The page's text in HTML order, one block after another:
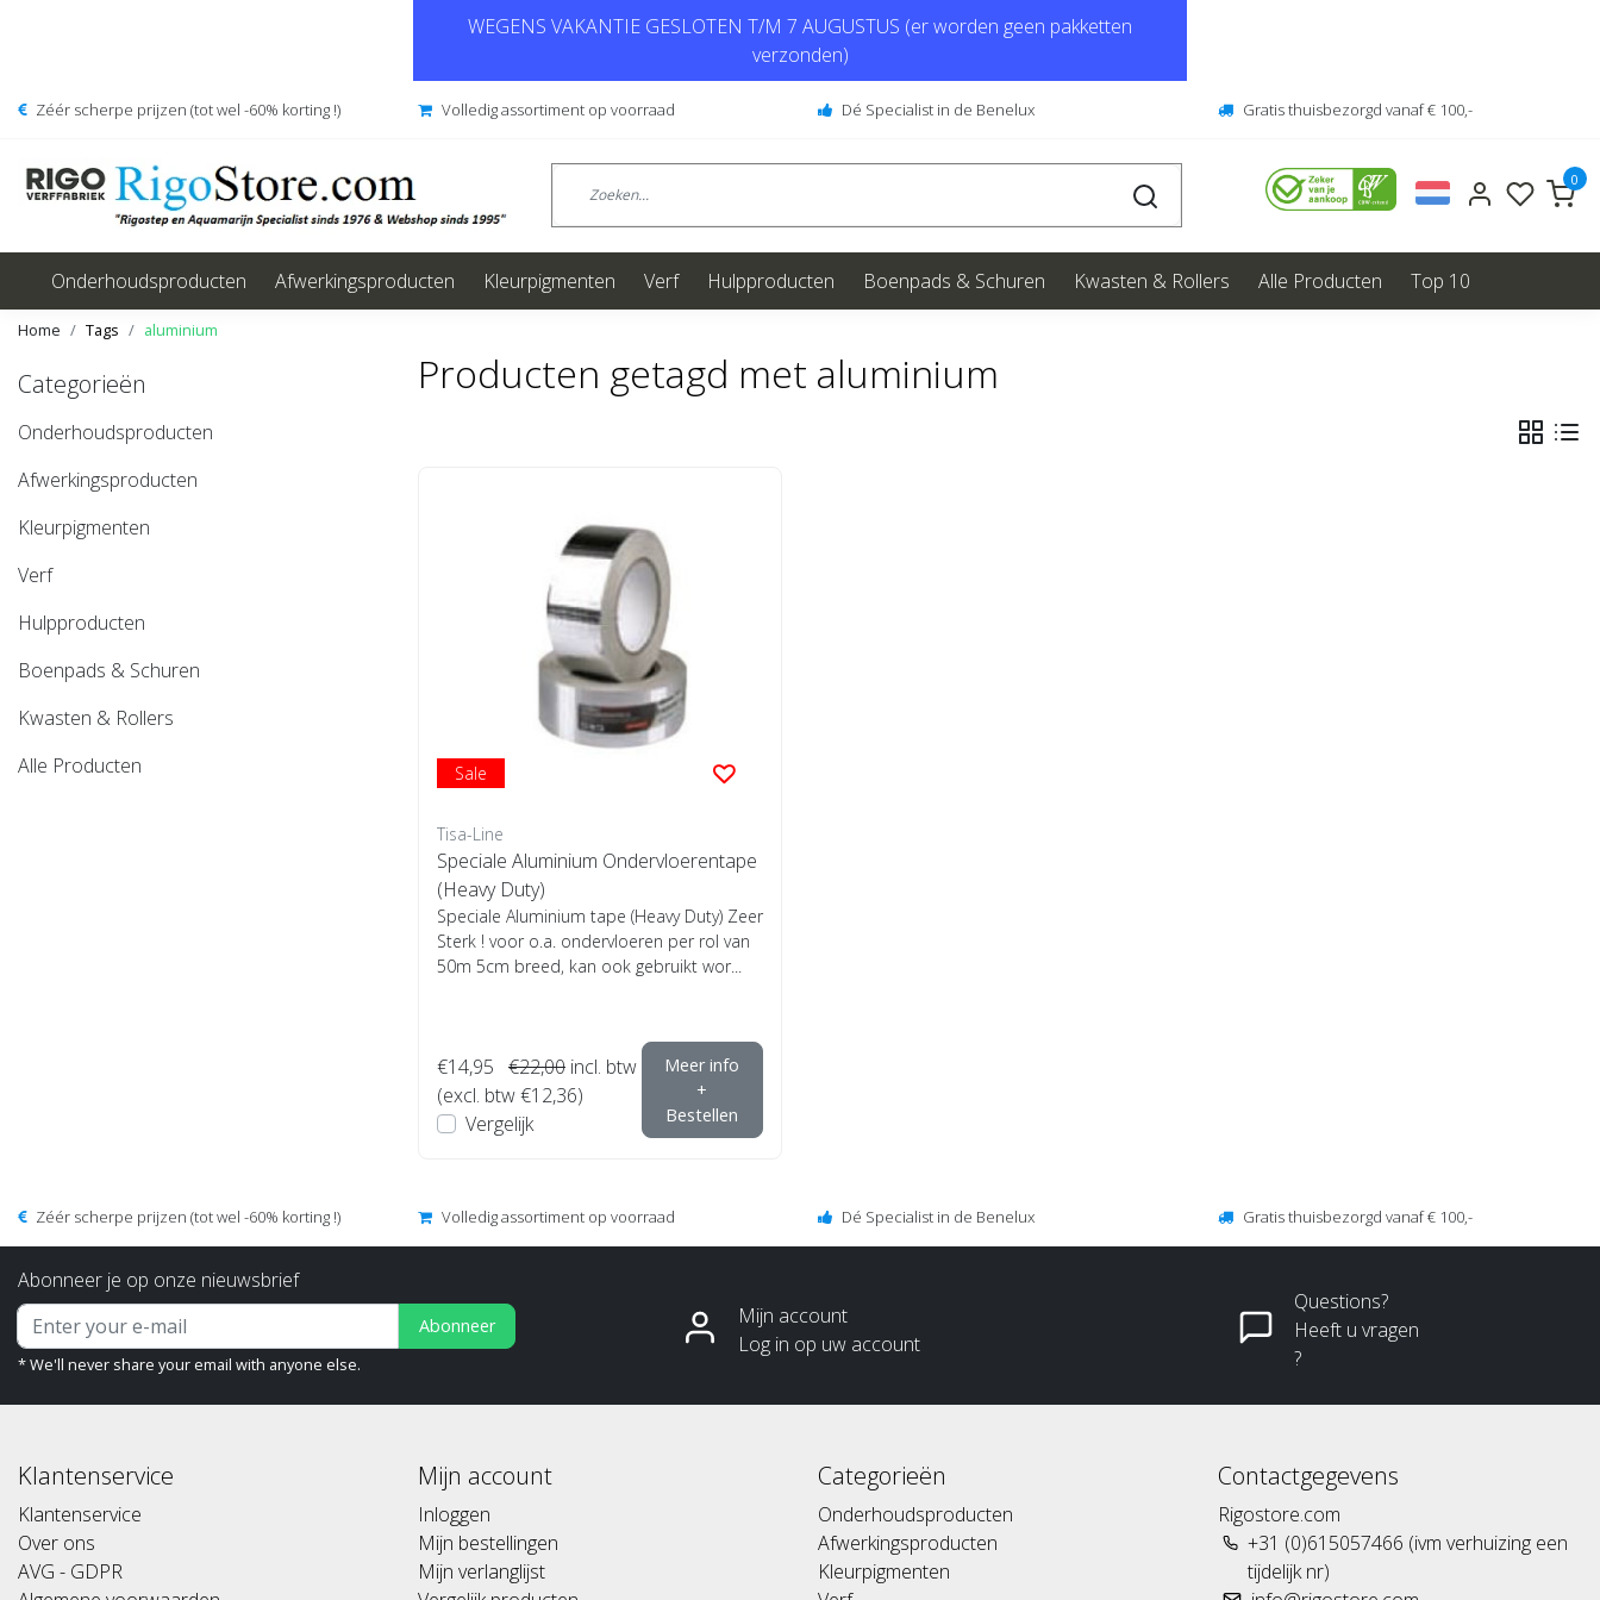
WEGENS VAKANTIE GESLOTEN T/M 7 AUGUSTUS (er worden geen pakketten
verzonden)
Zéér scherpe prijzen (tot wel -60% korting !) Volledig assortiment op voorraad Dé Specialist in de Benelux Gratis thuisbezorgd vanaf € 100,-
0
Onderhoudsproducten Afwerkingsproducten Kleurpigmenten Verf Hulpproducten Boenpads & Schuren Kwasten & Rollers Alle Producten Top 10
Home Tags aluminium
Categorieën
Onderhoudsproducten
Afwerkingsproducten
Kleurpigmenten
Verf
Hulpproducten
Boenpads & Schuren
Kwasten & Rollers
Alle Producten
Producten getagd met aluminium
Sale
Tisa-Line
Speciale Aluminium Ondervloerentape
(Heavy Duty)
Speciale Aluminium tape (Heavy Duty) Zeer
Sterk ! voor o.a. ondervloeren per rol van
50m 5cm breed, kan ook gebruikt wor...
€14,95 €22,00 incl. btw
(excl. btw €12,36)
Vergelijk
Meer info
+
Bestellen
Zéér scherpe prijzen (tot wel -60% korting !) Volledig assortiment op voorraad Dé Specialist in de Benelux Gratis thuisbezorgd vanaf € 100,-
Abonneer je op onze nieuwsbrief
Abonneer
* We'll never share your email with anyone else.
Mijn account
Log in op uw account
Questions?
Heeft u vragen
?
Klantenservice
Klantenservice
Over ons
AVG - GDPR
Mijn account
Inloggen
Mijn bestellingen
Mijn verlanglijst
Categorieën
Onderhoudsproducten
Afwerkingsproducten
Kleurpigmenten
Contactgegevens
Rigostore.com
+31 (0)615057466 (ivm verhuizing een
tijdelijk nr)